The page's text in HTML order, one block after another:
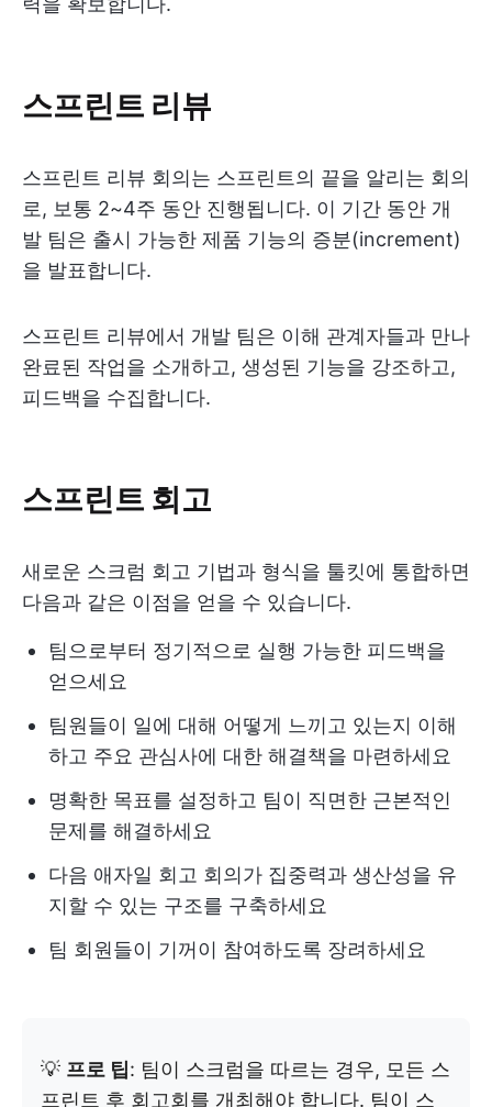
스프린트 리뷰
스프린트 리뷰 회의는 스프린트의 끝을 알리는 회의
로, 보통 2~4주 동안 진행됩니다. 이 기간 동안 개
발 팀은 출시 가능한 제품 기능의 증분(increment)
을 발표합니다.
스프린트 리뷰에서 개발 팀은 이해 관계자들과 만나
완료된 작업을 소개하고, 생성된 기능을 강조하고,
피드백을 수집합니다.
스프린트 회고
새로운 스크럼 회고 기법과 형식을 툴킷에 통합하면
다음과 같은 이점을 얻을 수 있습니다.
팀으로부터 정기적으로 실행 가능한 피드백을
얻으세요
팀원들이 일에 대해 어떻게 느끼고 있는지 이해
하고 주요 관심사에 대한 해결책을 마련하세요
명확한 목표를 설정하고 팀이 직면한 근본적인
문제를 해결하세요
다음 애자일 회고 회의가 집중력과 생산성을 유
지할 수 있는 구조를 구축하세요
팀 회원들이 기꺼이 참여하도록 장려하세요
💡 프로 팁: 팀이 스크럼을 따르는 경우, 모든 스
프린트 후 회고회를 개최해야 합니다. 팀이 스